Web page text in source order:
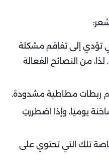
تؤدي إلى تفاقم مشكلة
من النصائح الفعالة
ربطات مطاطية مشدودة.
يوميًا، وإذا اضطررتِ
تلك التي تحتوي على